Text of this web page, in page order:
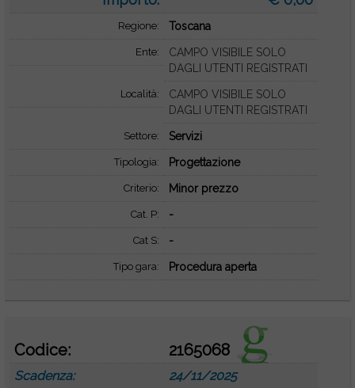
Regione: Toscana
Ente:
CAMPO VISIBILE SOLO
DAGLI UTENTI REGISTRATI
Località:
CAMPO VISIBILE SOLO
DAGLI UTENTI REGISTRATI
Settore: Servizi
Tipologia: Progettazione
Criterio: Minor prezzo
Cat. P: -
Cat S: -
Tipo gara: Procedura aperta
Codice: 2165068
Scadenza: 24/11/2025